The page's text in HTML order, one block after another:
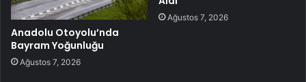
Anadolu Otoyolu’nda
Bayram Yoğunluğu
Ağustos 7, 2026
Ağustos 7, 2026